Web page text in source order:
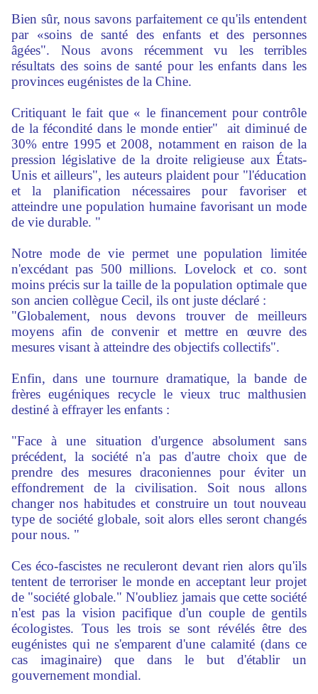
Bien sûr, nous savons parfaitement ce qu'ils entendent
par «soins de santé des enfants et des personnes
âgées". Nous avons récemment vu les terribles
résultats des soins de santé pour les enfants dans les
provinces eugénistes de la Chine.
Critiquant le fait que « le financement pour contrôle
de la fécondité dans le monde entier" ait diminué de
30% entre 1995 et 2008, notamment en raison de la
pression législative de la droite religieuse aux États-
Unis et ailleurs", les auteurs plaident pour "l'éducation
et la planification nécessaires pour favoriser et
atteindre une population humaine favorisant un mode
de vie durable. "
Notre mode de vie permet une population limitée
n'excédant pas 500 millions. Lovelock et co. sont
moins précis sur la taille de la population optimale que
son ancien collègue Cecil, ils ont juste déclaré :
"Globalement, nous devons trouver de meilleurs
moyens afin de convenir et mettre en œuvre des
mesures visant à atteindre des objectifs collectifs".
Enfin, dans une tournure dramatique, la bande de
frères eugéniques recycle le vieux truc malthusien
destiné à effrayer les enfants :
"Face à une situation d'urgence absolument sans
précédent, la société n'a pas d'autre choix que de
prendre des mesures draconiennes pour éviter un
effondrement de la civilisation. Soit nous allons
changer nos habitudes et construire un tout nouveau
type de société globale, soit alors elles seront changés
pour nous. "
Ces éco-fascistes ne reculeront devant rien alors qu'ils
tentent de terroriser le monde en acceptant leur projet
de "société globale." N'oubliez jamais que cette société
n'est pas la vision pacifique d'un couple de gentils
écologistes. Tous les trois se sont révélés être des
eugénistes qui ne s'emparent d'une calamité (dans ce
cas imaginaire) que dans le but d'établir un
gouvernement mondial.